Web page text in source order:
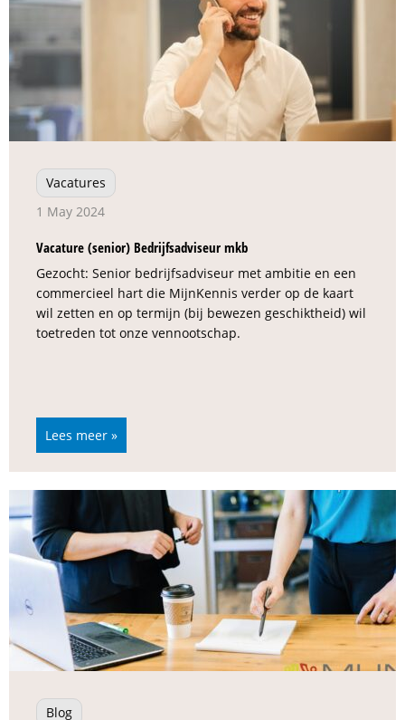
Vacatures
1 May 2024
Vacature (senior) Bedrijfsadviseur mkb
Gezocht: Senior bedrijfsadviseur met ambitie en een
commercieel hart die MijnKennis verder op de kaart
wil zetten en op termijn (bij bewezen geschiktheid) wil
toetreden tot onze vennootschap.
Lees meer »
Blog